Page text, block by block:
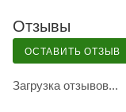
Отзывы
ОСТАВИТЬ ОТЗЫВ
Загрузка отзывов...